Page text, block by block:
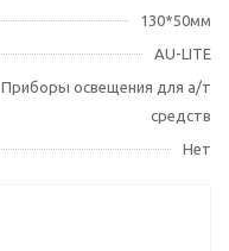
130*50мм
AU-LITE
Приборы освещения для а/т
средств
Нет